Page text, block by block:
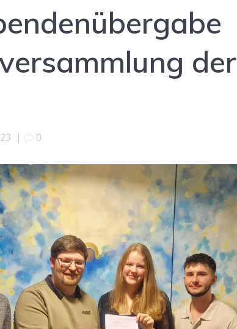
der
| 0